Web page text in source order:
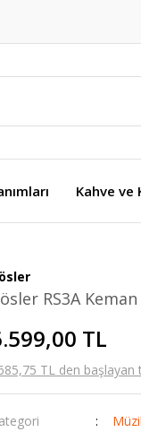
Kahve ve
RS3A
TL
TL den başlayan